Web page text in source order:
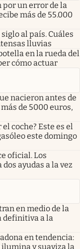
por un error de la
más de 55.000
al país. Cuáles
lluvias
en la rueda del
cómo actuar
nacieron antes de
de 5000 euros,
coche? Este es el
este domingo
oficial. Los
ayudas a la vez
en medio de la
definitiva a la
en tendencia:
y suaviza la